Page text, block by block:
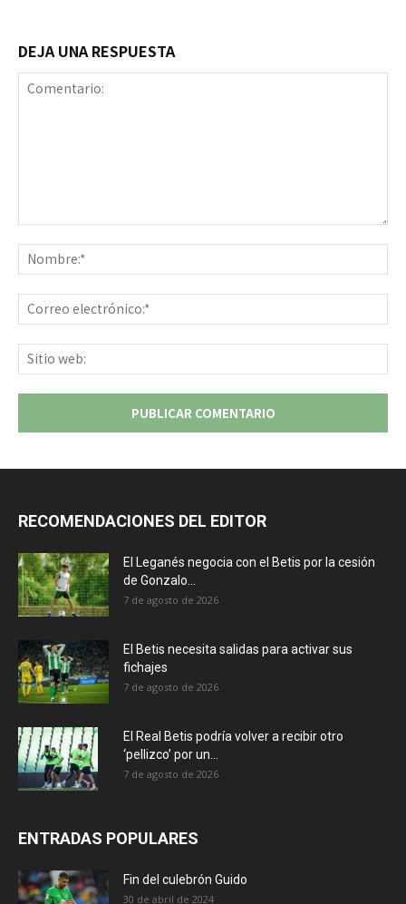
DEJA UNA RESPUESTA
RECOMENDACIONES DEL EDITOR
El Leganés negocia con el Betis por la cesión
de Gonzalo...
7 de agosto de 2026
El Betis necesita salidas para activar sus
fichajes
7 de agosto de 2026
El Real Betis podría volver a recibir otro
‘pellizco’ por un...
7 de agosto de 2026
ENTRADAS POPULARES
Fin del culebrón Guido
30 de abril de 2024